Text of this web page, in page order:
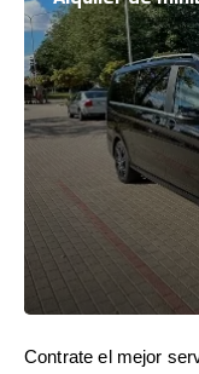
Contrate el mejor